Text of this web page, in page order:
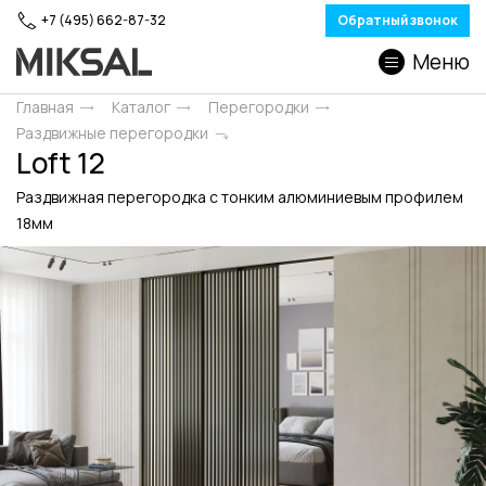
+7 (495) 662-87-32 Обратный звонок
Меню
Главная Каталог
Перегородки
Раздвижные перегородки
Loft 12
Раздвижная перегородка с тонким алюминиевым профилем
18мм